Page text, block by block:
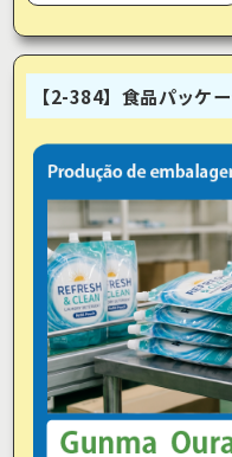
【2-384】食品パッケ